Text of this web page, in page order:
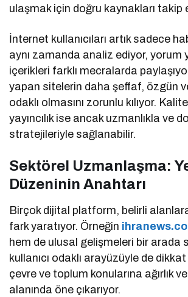
ulaşmak için doğru kaynakları takip
İnternet kullanıcıları artık sadece
aynı zamanda analiz ediyor, yorum
içerikleri farklı mecralarda
yapan sitelerin daha şeffaf, özgün
odaklı olmasını zorunlu kılıyor.
yayıncılık ise ancak uzmanlıkla ve
stratejileriyle sağlanabilir.
Sektörel Uzmanlaşma:
Düzeninin Anahtarı
Birçok dijital platform, belirli
fark yaratıyor. Örneğin
hem de ulusal gelişmeleri bir arada
kullanıcı odaklı arayüzüyle de
çevre ve toplum konularına ağırlık
alanında öne çıkarıyor.